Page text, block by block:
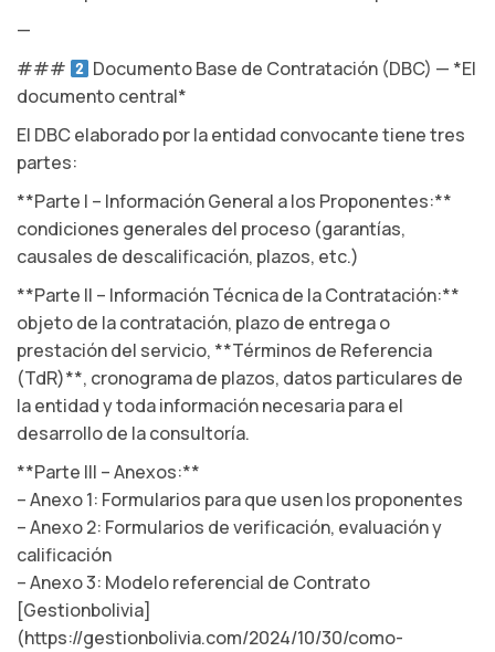
—
###
Documento Base de Contratación (DBC) — *El
documento central*
El DBC elaborado por la entidad convocante tiene tres
partes:
**Parte I – Información General a los Proponentes:**
condiciones generales del proceso (garantías,
causales de descalificación, plazos, etc.)
**Parte II – Información Técnica de la Contratación:**
objeto de la contratación, plazo de entrega o
prestación del servicio, **Términos de Referencia
(TdR)**, cronograma de plazos, datos particulares de
la entidad y toda información necesaria para el
desarrollo de la consultoría.
**Parte III – Anexos:**
– Anexo 1: Formularios para que usen los proponentes
– Anexo 2: Formularios de verificación, evaluación y
calificación
– Anexo 3: Modelo referencial de Contrato
[Gestionbolivia]
(https://gestionbolivia.com/2024/10/30/como-